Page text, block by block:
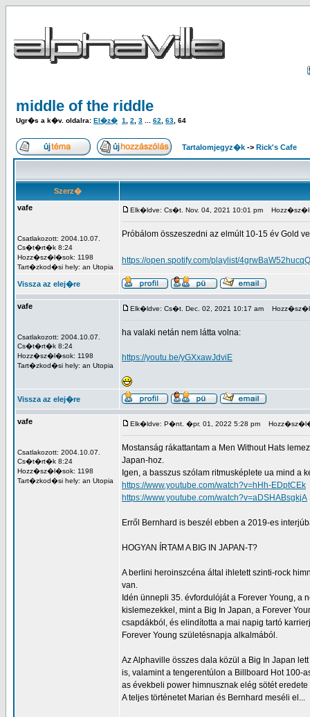
middle of the riddle
Ugr�s a k�v. oldalra: El�z� 1 2 3 62 63 64
Tartalomjegyz�k -> Rick's Cafe
Szerz�
vafe
Csatlakozott: 2004.10.07.
Cs�t�rt�k 8:24
Hozz�sz�l�sok: 1198
Tart�zkod�si hely: an Utopia
Elk�ldve: Cs�t. Nov. 04, 2021 10:01 pm
Próbálom összeszedni az elmúlt 10-15 év Gold
https://open.spotify.com/playlist/
Vissza az elej�re
vafe
Csatlakozott: 2004.10.07.
Cs�t�rt�k 8:24
Hozz�sz�l�sok: 1198
Tart�zkod�si hely: an Utopia
Elk�ldve: Cs�t. Dec. 02, 2021 10:17 am
ha valaki netán nem látta volna:
https://youtu.be/yGXxawJdviE
Vissza az elej�re
vafe
Csatlakozott: 2004.10.07.
Cs�t�rt�k 8:24
Hozz�sz�l�sok: 1198
Tart�zkod�si hely: an Utopia
Elk�ldve: P�nt. �pr. 01, 2022 5:28 pm
Mostanság rákattantam a Men Without Hats
Japan-hoz.
Igen, a basszus szólam ritmusképlete ua mind a
https://www.youtube.com/watch?v=hHh-EDptCEk
https://www.youtube.com/watch?v=aDSHABsgkjA
Erről Bernhard is beszél ebben a 2019-es
HOGYAN ÍRTAM A BIG IN JAPAN-T?
A berlini heroinszcéna által ihletett szinti-rock
van.
Idén ünnepli 35. évfordulóját a Forever Young, a
kislemezekkel, mint a Big In Japan, a Forever
csapdákból, és elindította a mai napig tartó
Forever Young születésnapja alkalmából.
Az Alphaville összes dala közül a Big In Japan
is, valamint a tengerentúlon a Billboard Hot 100-
as évekbeli power himnusznak elég sötét eredete
A teljes történetet Marian és Bernhard meséli el...